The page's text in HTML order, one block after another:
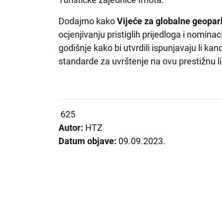
Dodajmo kakoVijeće za globalne
ocjenjivanju pristiglih prijedloga i
godišnje kako bi utvrdili ispunjavaju li
standarde za uvrštenje na ovu prestižnu
625
Autor: HTZ
Datum objave: 09.09.2023.